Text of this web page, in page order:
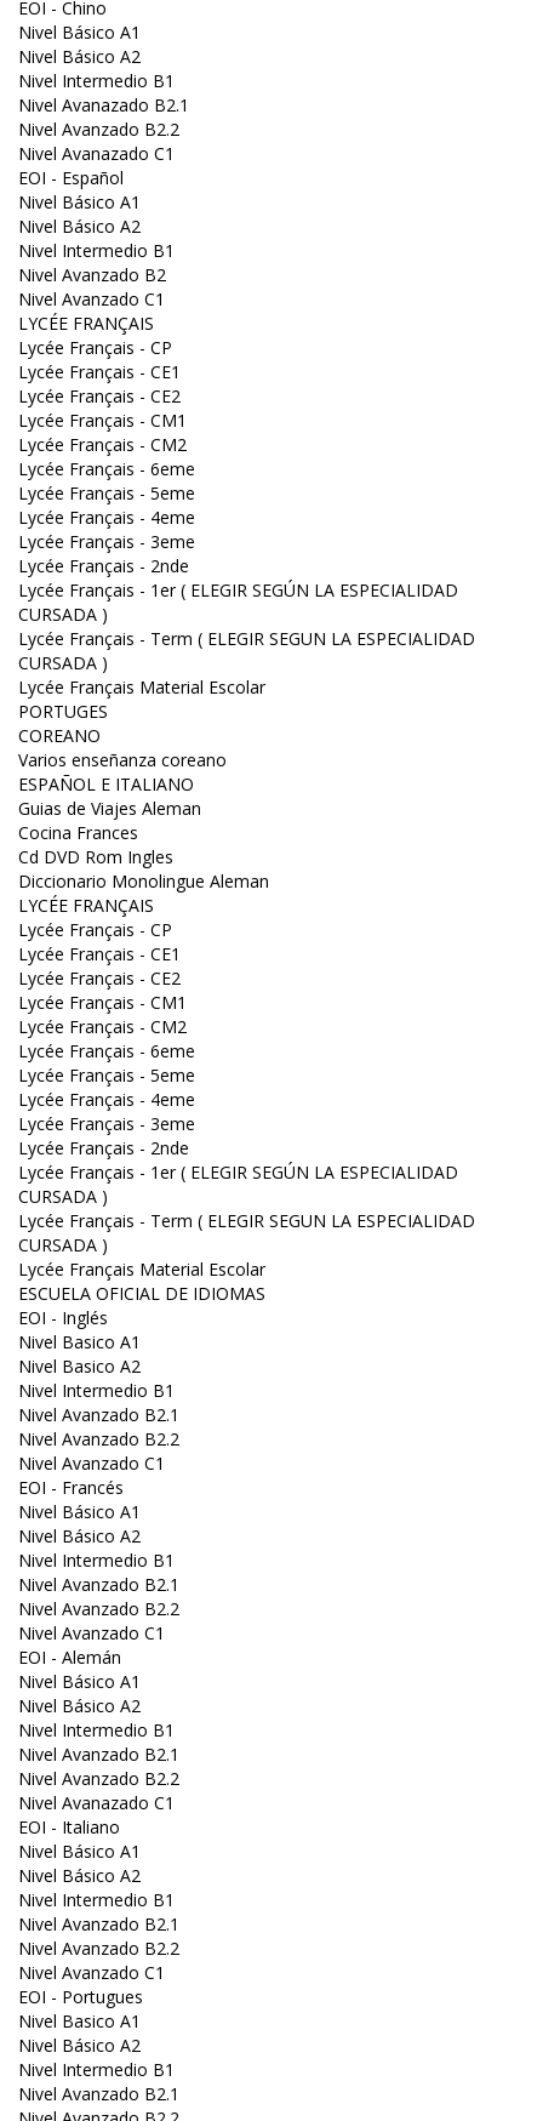
EOI - Chino
Nivel Básico A1
Nivel Básico A2
Nivel Intermedio B1
Nivel Avanazado B2.1
Nivel Avanzado B2.2
Nivel Avanazado C1
EOI - Español
Nivel Básico A1
Nivel Básico A2
Nivel Intermedio B1
Nivel Avanzado B2
Nivel Avanzado C1
LYCÉE FRANÇAIS
Lycée Français - CP
Lycée Français - CE1
Lycée Français - CE2
Lycée Français - CM1
Lycée Français - CM2
Lycée Français - 6eme
Lycée Français - 5eme
Lycée Français - 4eme
Lycée Français - 3eme
Lycée Français - 2nde
Lycée Français - 1er ( ELEGIR SEGÚN LA ESPECIALIDAD
CURSADA )
Lycée Français - Term ( ELEGIR SEGUN LA ESPECIALIDAD
CURSADA )
Lycée Français Material Escolar
PORTUGES
COREANO
Varios enseñanza coreano
ESPAÑOL E ITALIANO
Guias de Viajes Aleman
Cocina Frances
Cd DVD Rom Ingles
Diccionario Monolingue Aleman
LYCÉE FRANÇAIS
Lycée Français - CP
Lycée Français - CE1
Lycée Français - CE2
Lycée Français - CM1
Lycée Français - CM2
Lycée Français - 6eme
Lycée Français - 5eme
Lycée Français - 4eme
Lycée Français - 3eme
Lycée Français - 2nde
Lycée Français - 1er ( ELEGIR SEGÚN LA ESPECIALIDAD
CURSADA )
Lycée Français - Term ( ELEGIR SEGUN LA ESPECIALIDAD
CURSADA )
Lycée Français Material Escolar
ESCUELA OFICIAL DE IDIOMAS
EOI - Inglés
Nivel Basico A1
Nivel Basico A2
Nivel Intermedio B1
Nivel Avanzado B2.1
Nivel Avanzado B2.2
Nivel Avanzado C1
EOI - Francés
Nivel Básico A1
Nivel Básico A2
Nivel Intermedio B1
Nivel Avanzado B2.1
Nivel Avanzado B2.2
Nivel Avanzado C1
EOI - Alemán
Nivel Básico A1
Nivel Básico A2
Nivel Intermedio B1
Nivel Avanzado B2.1
Nivel Avanzado B2.2
Nivel Avanazado C1
EOI - Italiano
Nivel Básico A1
Nivel Básico A2
Nivel Intermedio B1
Nivel Avanzado B2.1
Nivel Avanzado B2.2
Nivel Avanzado C1
EOI - Portugues
Nivel Basico A1
Nivel Básico A2
Nivel Intermedio B1
Nivel Avanzado B2.1